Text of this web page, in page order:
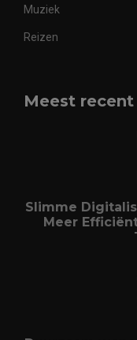
Muziek
Reizen
Meest recent
Slimme
Meer